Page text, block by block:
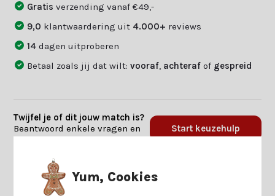
Gratisverzending vanaf €49,-
9,0 klantwaardering uit 4.000+ reviews
14dagen uitproberen
Betaal zoals jij dat wilt:vooraf achteraf of gespreid
Twijfel je of dit jouw match is?
Beantwoord enkele vragen en
we vinden jouw match.
Start keuzehulp
ProductomschrijvingYum, Cookies